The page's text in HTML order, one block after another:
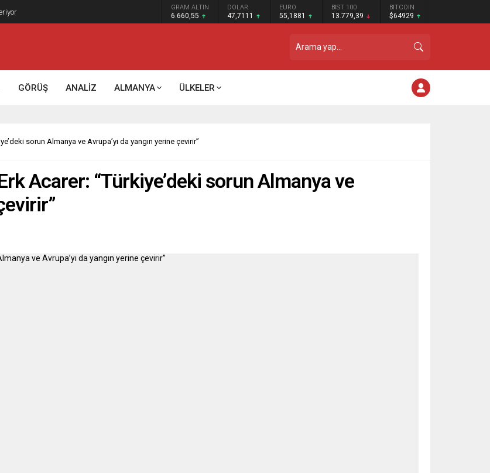
kolonializm mi? GRAM ALTIN
6.660,55
DOLAR
47,7111
EURO
55,1881
BIST 100
13.779,39
BITCOIN
$64929
GÖRÜŞ ANALİZ ALMANYA ÜLKELER
sorun Almanya ve Avrupa’yı da yangın yerine çevirir”
Acarer: “Türkiye’deki sorun Almanya ve